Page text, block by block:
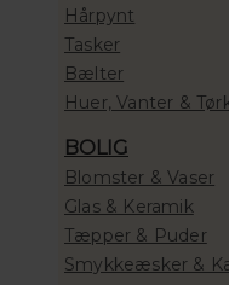
Hårpynt
Tasker
Bælter
Huer, Vanter &
BOLIG
Blomster & Vaser
Glas & Keramik
Tæpper & Puder
Smykkeæsker &